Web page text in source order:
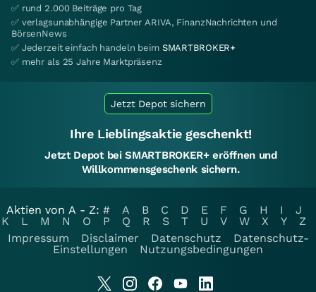
✅ rund 2.000 Beiträge pro Tag
✅ verlagsunabhängige Partner ARIVA, FinanzNachrichten und
BörsenNews
✅ Jederzeit einfach handeln beim SMARTBROKER+
✅ mehr als 25 Jahre Marktpräsenz
Jetzt Depot sichern
Ihre Lieblingsaktie geschenkt!
Jetzt Depot bei SMARTBROKER+ eröffnen und
Willkommensgeschenk sichern.
Aktien von A - Z: # A B C D E F G H I
J
K
L M N O P Q R S T U V W X Y
Z
Impressum
Disclaimer Datenschutz
Datenschutz-
Einstellungen
Nutzungsbedingungen